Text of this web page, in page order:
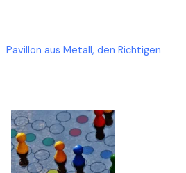
Pavillon aus Metall, den Richtigen